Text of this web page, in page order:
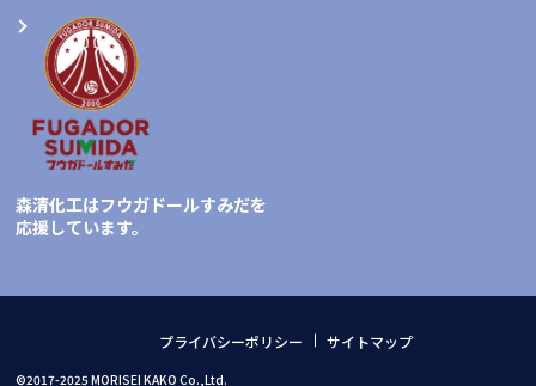
森清化工はフウガドールすみだを
応援しています。
プライバシーポリシー サイトマップ
©2017-2025 MORISEI KAKO Co.,Ltd.